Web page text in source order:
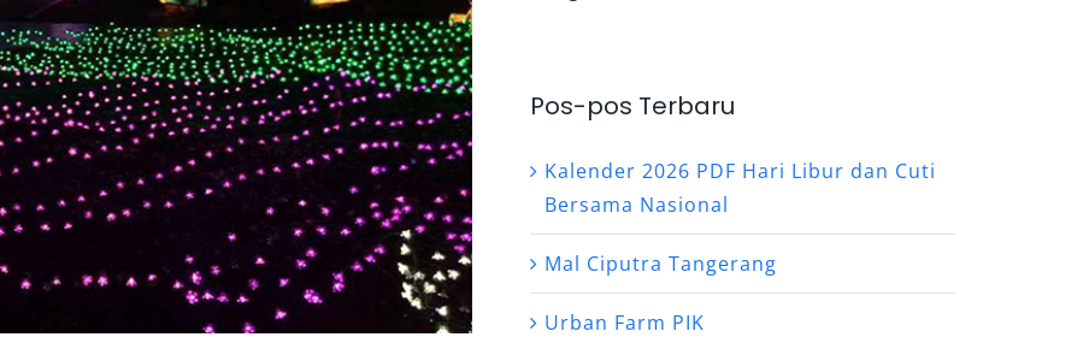
Pos-pos Terbaru
Kalender 2026 PDF Hari Libur dan Cuti
Bersama Nasional
Mal Ciputra Tangerang
Urban Farm PIK